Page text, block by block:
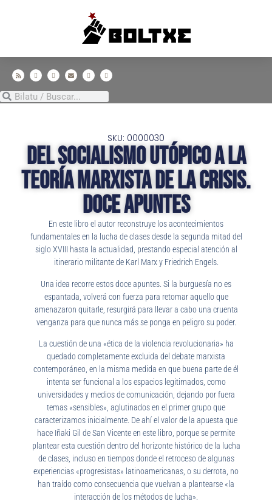
SKU: 0000030
Del socialismo utópico a la
teoría marxista de la crisis.
Doce apuntes
En este libro el autor reconstruye los acontecimientos
fundamentales en la lucha de clases desde la segunda mitad del
siglo XVIII hasta la actualidad, prestando especial atención al
itinerario militante de Karl Marx y Friedrich Engels.
Una idea recorre estos doce apuntes. Si la burguesía no es
espantada, volverá con fuerza para retomar aquello que
amenazaron quitarle, resurgirá para llevar a cabo una cruenta
venganza para que nunca más se ponga en peligro su poder.
La cuestión de una «ética de la violencia revolucionaria» ha
quedado completamente excluida del debate marxista
contemporáneo, en la misma medida en que buena parte de él
intenta ser funcional a los espacios legitimados, como
universidades y medios de comunicación, dejando por fuera
temas «sensibles», aglutinados en el primer grupo que
caracterizamos inicialmente. De ahí el valor de la apuesta que
hace Iñaki Gil de San Vicente en este libro, porque se permite
plantear esta cuestión dentro del horizonte histórico de la lucha
de clases, incluso en tiempos donde el retroceso de algunas
experiencias «progresistas» latinoamericanas, o su derrota, no
han traído como consecuencia que vuelvan a plantearse «la
interacción de los métodos de lucha».